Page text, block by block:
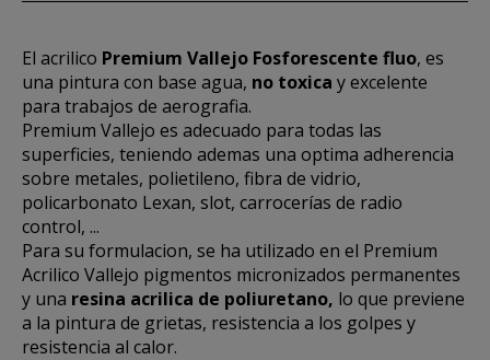
El acrilico Premium Vallejo Fosforescente fluo, es
una pintura con base agua, no toxica y excelente
para trabajos de aerografia.
Premium Vallejo es adecuado para todas las
superficies, teniendo ademas una optima adherencia
sobre metales, polietileno, fibra de vidrio,
policarbonato Lexan, slot, carrocerías de radio
control, ...
Para su formulacion, se ha utilizado en el Premium
Acrilico Vallejo pigmentos micronizados permanentes
y una resina acrilica de poliuretano, lo que previene
a la pintura de grietas, resistencia a los golpes y
resistencia al calor.